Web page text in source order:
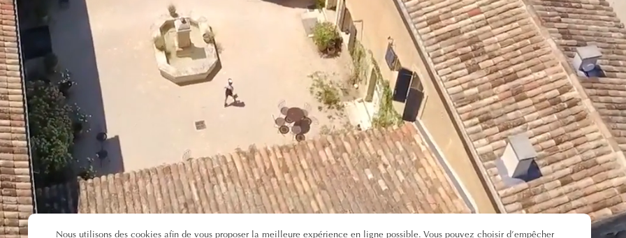
Nous utilisons des cookies afin de vous proposer la meilleure expérience en ligne possible. Vous pouvez choisir d’empêcher